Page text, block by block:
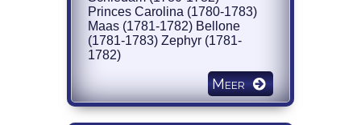
Princes Carolina (1780-1783)
Maas (1781-1782) Bellone
(1781-1783) Zephyr (1781-
1782)
Meer